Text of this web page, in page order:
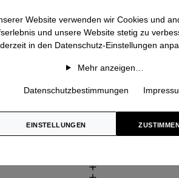
Website verwenden wir Cookies und
und unsere Website stetig zu
in den Datenschutz-Einstellungen
Mehr anzeigen…
Datenschutzbestimmungen
EINSTELLUNGEN